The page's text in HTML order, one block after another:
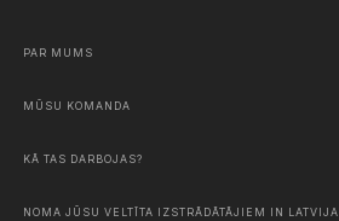
PAR MUMS
MŪSU KOMANDA
KĀ TAS DARBOJAS?
NOMA JŪSU VELTĪTA IZSTRĀDĀTĀJIEM IN LATVIJA